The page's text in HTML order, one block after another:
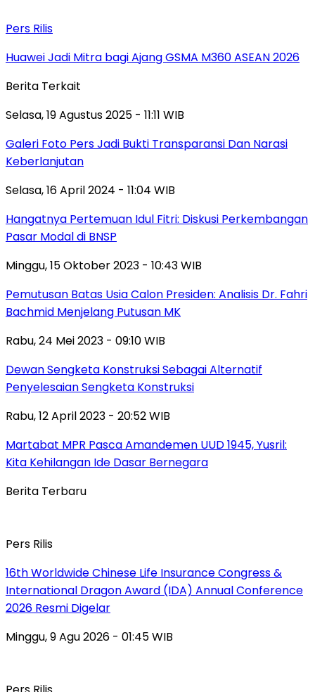
Pers Rilis
Huawei Jadi Mitra bagi Ajang GSMA M360 ASEAN 2026
Berita Terkait
Selasa, 19 Agustus 2025 - 11:11 WIB
Galeri Foto Pers Jadi Bukti Transparansi Dan Narasi
Keberlanjutan
Selasa, 16 April 2024 - 11:04 WIB
Hangatnya Pertemuan Idul Fitri: Diskusi Perkembangan
Pasar Modal di BNSP
Minggu, 15 Oktober 2023 - 10:43 WIB
Pemutusan Batas Usia Calon Presiden: Analisis Dr. Fahri
Bachmid Menjelang Putusan MK
Rabu, 24 Mei 2023 - 09:10 WIB
Dewan Sengketa Konstruksi Sebagai Alternatif
Penyelesaian Sengketa Konstruksi
Rabu, 12 April 2023 - 20:52 WIB
Martabat MPR Pasca Amandemen UUD 1945, Yusril:
Kita Kehilangan Ide Dasar Bernegara
Berita Terbaru
Pers Rilis
16th Worldwide Chinese Life Insurance Congress &
International Dragon Award (IDA) Annual Conference
2026 Resmi Digelar
Minggu, 9 Agu 2026 - 01:45 WIB